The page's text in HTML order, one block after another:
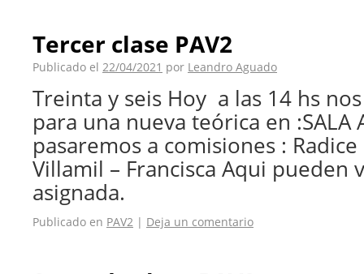
Tercer clase PAV2
Publicado el 22/04/2021 por Leandro Aguado
Treinta y seis Hoy a las 14 hs
para una nueva teórica en :SALA
pasaremos a comisiones :
Villamil – Francisca Aqui pueden
asignada.
Publicado en PAV2 | Deja un comentario